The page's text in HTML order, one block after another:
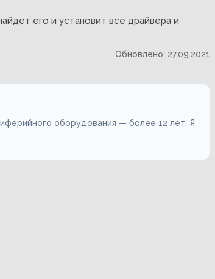
его и установит все драйвера и
Обновлено: 27.09.2021
оборудования — более 12 лет. Я